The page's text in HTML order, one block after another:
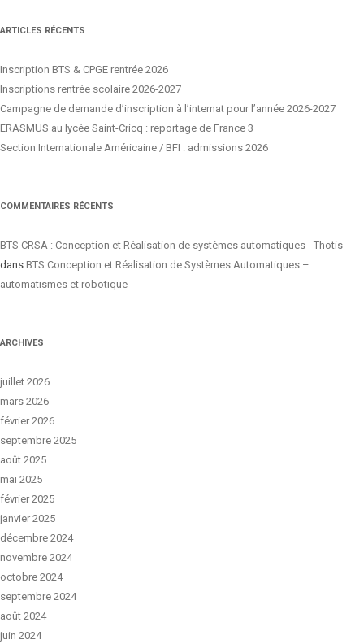
ARTICLES RÉCENTS
Inscription BTS & CPGE rentrée 2026
Inscriptions rentrée scolaire 2026-2027
Campagne de demande d’inscription à l’internat pour l’année 2026-2027
ERASMUS au lycée Saint-Cricq : reportage de France 3
Section Internationale Américaine / BFI : admissions 2026
COMMENTAIRES RÉCENTS
BTS CRSA : Conception et Réalisation de systèmes automatiques - Thotis
dans BTS Conception et Réalisation de Systèmes Automatiques –
automatismes et robotique
ARCHIVES
juillet 2026
mars 2026
février 2026
septembre 2025
août 2025
mai 2025
février 2025
janvier 2025
décembre 2024
novembre 2024
octobre 2024
septembre 2024
août 2024
juin 2024